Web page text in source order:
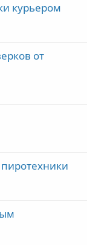
курьером
от